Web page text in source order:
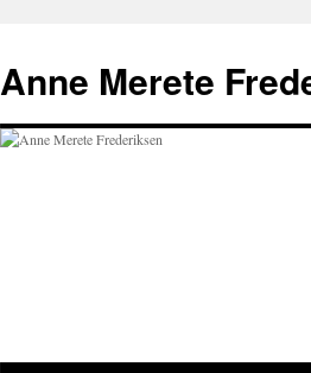
indhold
Anne Merete